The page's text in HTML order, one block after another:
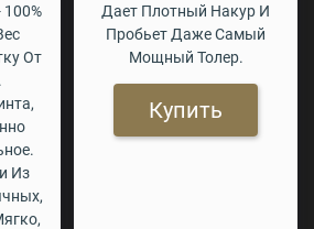
100%
От
Из
Дает Плотный Накур И
Пробьет Даже Самый
Мощный Толер.
Купить